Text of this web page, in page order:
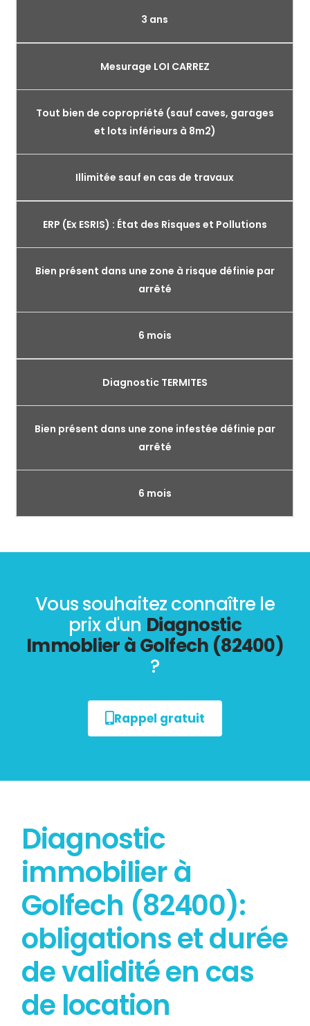
3 ans
Mesurage LOI CARREZ
Tout bien de copropriété (sauf caves, garages
et lots inférieurs à 8m2)
Illimitée sauf en cas de travaux
ERP (Ex ESRIS) : État des Risques et Pollutions
Bien présent dans une zone à risque définie par
arrêté
6 mois
Diagnostic TERMITES
Bien présent dans une zone infestée définie par
arrêté
6 mois
Vous souhaitez connaître le
prix d'un Diagnostic
Immoblier à Golfech (82400)
?
Rappel gratuit
Diagnostic
immobilier à
Golfech (82400):
obligations et durée
de validité en cas
de location